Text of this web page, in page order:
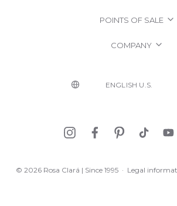
POINTS OF SALE
COMPANY
© 2026 Rosa Clará | Since 1995 · Legal